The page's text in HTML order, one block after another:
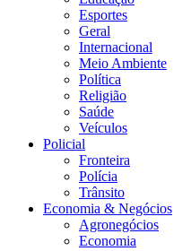
Esportes
Geral
Internacional
Meio Ambiente
Política
Religião
Saúde
Veículos
Policial
Fronteira
Polícia
Trânsito
Economia & Negócios
Agronegócios
Economia